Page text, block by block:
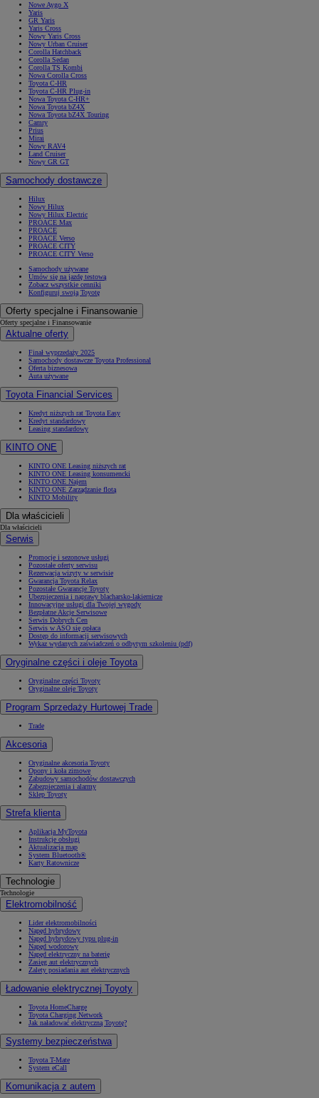
Nowe Aygo X
Yaris
GR Yaris
Yaris Cross
Nowy Yaris Cross
Nowy Urban Cruiser
Corolla Hatchback
Corolla Sedan
Corolla TS Kombi
Nowa Corolla Cross
Toyota C-HR
Toyota C-HR Plug-in
Nowa Toyota C-HR+
Nowa Toyota bZ4X
Nowa Toyota bZ4X Touring
Camry
Prius
Mirai
Nowy RAV4
Land Cruiser
Nowy GR GT
Samochody dostawcze
Hilux
Nowy Hilux
Nowy Hilux Electric
PROACE Max
PROACE
PROACE Verso
PROACE CITY
PROACE CITY Verso
Samochody używane
Umów się na jazdę testową
Zobacz wszystkie cenniki
Konfiguruj swoją Toyotę
Oferty specjalne i Finansowanie
Oferty specjalne i Finansowanie
Aktualne oferty
Finał wyprzedaży 2025
Samochody dostawcze Toyota Professional
Oferta biznesowa
Auta używane
Toyota Financial Services
Kredyt niższych rat Toyota Easy
Kredyt standardowy
Leasing standardowy
KINTO ONE
KINTO ONE Leasing niższych rat
KINTO ONE Leasing konsumencki
KINTO ONE Najem
KINTO ONE Zarządzanie flotą
KINTO Mobility
Dla właścicieli
Dla właścicieli
Serwis
Promocje i sezonowe usługi
Pozostałe oferty serwisu
Rezerwacja wizyty w serwisie
Gwarancja Toyota Relax
Pozostałe Gwarancje Toyoty
Ubezpieczenia i naprawy blacharsko-lakiernicze
Innowacyjne usługi dla Twojej wygody
Bezpłatne Akcje Serwisowe
Serwis Dobrych Cen
Serwis w ASO się opłaca
Dostęp do informacji serwisowych
Wykaz wydanych zaświadczeń o odbytym szkoleniu (pdf)
Oryginalne części i oleje Toyota
Oryginalne części Toyoty
Oryginalne oleje Toyoty
Program Sprzedaży Hurtowej Trade
Trade
Akcesoria
Oryginalne akcesoria Toyoty
Opony i koła zimowe
Zabudowy samochodów dostawczych
Zabezpieczenia i alarmy
Sklep Toyoty
Strefa klienta
Aplikacja MyToyota
Instrukcje obsługi
Aktualizacja map
System Bluetooth®
Karty Ratownicze
Technologie
Technologie
Elektromobilność
Lider elektromobilności
Napęd hybrydowy
Napęd hybrydowy typu plug-in
Napęd wodorowy
Napęd elektryczny na baterię
Zasięg aut elektrycznych
Zalety posiadania aut elektrycznych
Ładowanie elektrycznej Toyoty
Toyota HomeCharge
Toyota Charging Network
Jak naładować elektryczną Toyotę?
Systemy bezpieczeństwa
Toyota T-Mate
System eCall
Komunikacja z autem